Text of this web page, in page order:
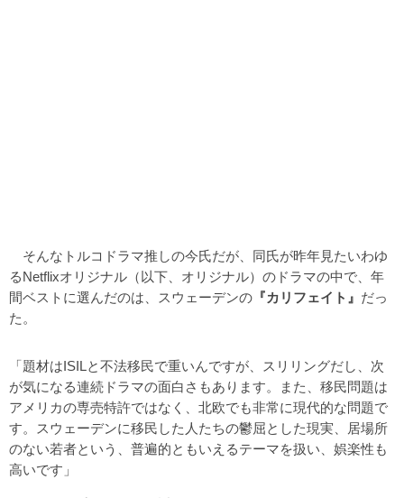
そんなトルコドラマ推しの今氏だが、同氏が昨年見たいわゆ
るNetflixオリジナル（以下、オリジナル）のドラマの中で、年
間ベストに選んだのは、スウェーデンの 『カリフェイト』 だっ
た。
「題材はISILと不法移民で重いんですが、スリリングだし、次
が気になる連続ドラマの面白さもあります。また、移民問題は
アメリカの専売特許ではなく、北欧でも非常に現代的な問題で
す。スウェーデンに移民した人たちの鬱屈とした現実、居場所
のない若者という、普遍的ともいえるテーマを扱い、娯楽性も
高いです」